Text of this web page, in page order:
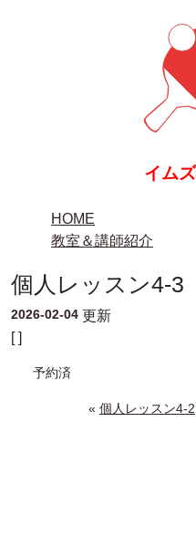
イム
HOME
教室＆講師紹介
個人レッスン4-3
2026-02-04 更新
[ ]
予約済
« 個人レッスン4-2